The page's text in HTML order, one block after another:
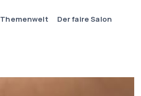
Themenwelt Der faire Salon